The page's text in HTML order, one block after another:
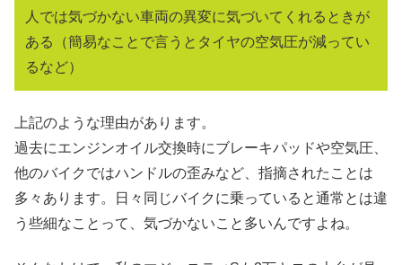
人では気づかない車両の異変に気づいてくれるときが
ある（簡易なことで言うとタイヤの空気圧が減ってい
るなど）
上記のような理由があります。
過去にエンジンオイル交換時にブレーキパッドや空気圧、
他のバイクではハンドルの歪みなど、指摘されたことは
多々あります。日々同じバイクに乗っていると通常とは違
う些細なことって、気づかないこと多いんですよね。